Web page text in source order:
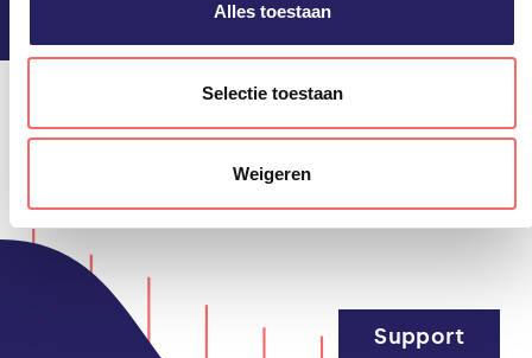
Alles toestaan
Selectie toestaan
Weigeren
Support